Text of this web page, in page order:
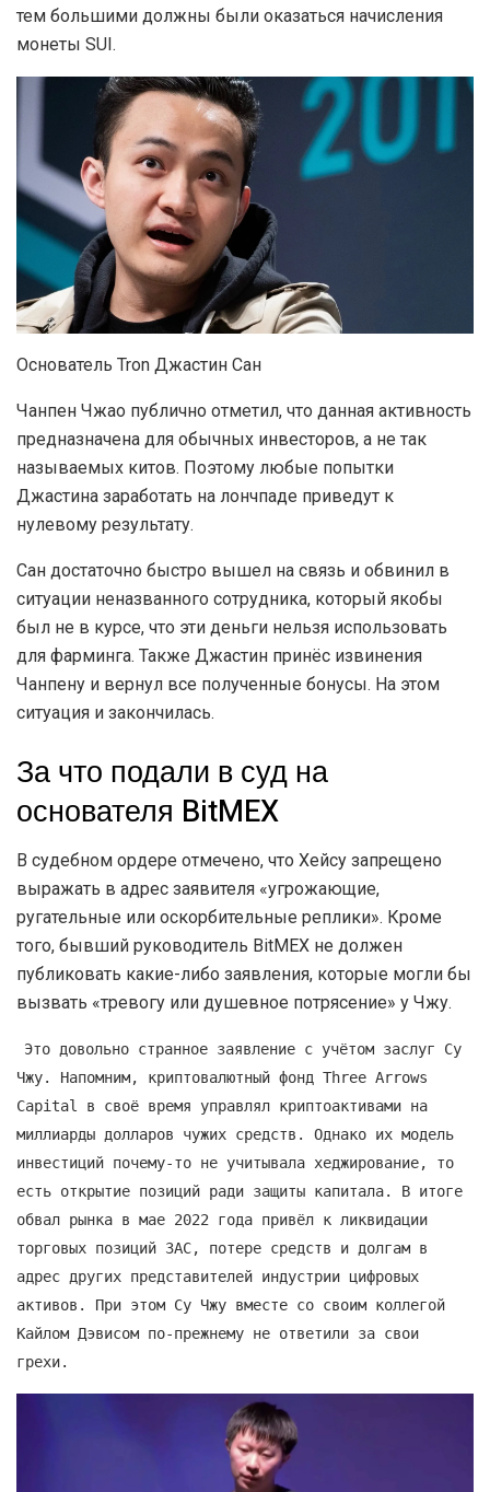
тем большими должны были оказаться начисления
монеты SUI.
Основатель Tron Джастин Сан
Чанпен Чжао публично отметил, что данная активность
предназначена для обычных инвесторов, а не так
называемых китов. Поэтому любые попытки
Джастина заработать на лончпаде приведут к
нулевому результату.
Сан достаточно быстро вышел на связь и обвинил в
ситуации неназванного сотрудника, который якобы
был не в курсе, что эти деньги нельзя использовать
для фарминга. Также Джастин принёс извинения
Чанпену и вернул все полученные бонусы. На этом
ситуация и закончилась.
За что подали в суд на
основателя BitMEX
В судебном ордере отмечено, что Хейсу запрещено
выражать в адрес заявителя «угрожающие,
ругательные или оскорбительные реплики». Кроме
того, бывший руководитель BitMEX не должен
публиковать какие-либо заявления, которые могли бы
вызвать «тревогу или душевное потрясение» у Чжу.
Это довольно странное заявление с учётом заслуг Су
Чжу. Напомним, криптовалютный фонд Three Arrows
Capital в своё время управлял криптоактивами на
миллиарды долларов чужих средств. Однако их модель
инвестиций почему-то не учитывала хеджирование, то
есть открытие позиций ради защиты капитала. В итоге
обвал рынка в мае 2022 года привёл к ликвидации
торговых позиций 3AC, потере средств и долгам в
адрес других представителей индустрии цифровых
активов. При этом Су Чжу вместе со своим коллегой
Кайлом Дэвисом по-прежнему не ответили за свои
грехи.